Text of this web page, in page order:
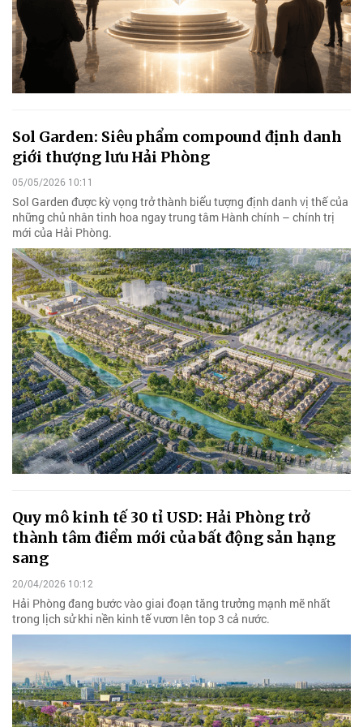
Sol Garden: Siêu phẩm compound định danh
giới thượng lưu Hải Phòng
05/05/2026 10:11
Sol Garden được kỳ vọng trở thành biểu tượng định danh vị thế của
những chủ nhân tinh hoa ngay trung tâm Hành chính – chính trị
mới của Hải Phòng.
Quy mô kinh tế 30 tỉ USD: Hải Phòng trở
thành tâm điểm mới của bất động sản hạng
sang
20/04/2026 10:12
Hải Phòng đang bước vào giai đoạn tăng trưởng mạnh mẽ nhất
trong lịch sử khi nền kinh tế vươn lên top 3 cả nước.